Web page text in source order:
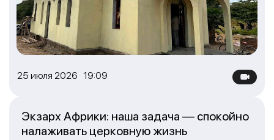
25 июля 2026 19:09
Экзарх Африки: наша задача — спокойно
налаживать церковную жизнь